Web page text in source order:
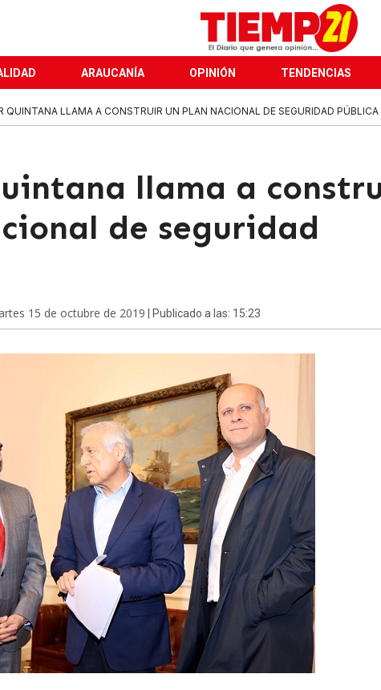
ARAUCANÍA OPINIÓN TENDENCIAS
QUINTANA LLAMA A CONSTRUIR UN PLAN NACIONAL DE SEGURIDAD PÚBLICA
llama a
de seguridad
15 de octubre de 2019 | Publicado a las: 15:23